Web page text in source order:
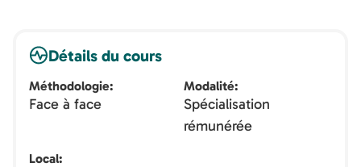
Détails du cours
Méthodologie
Face à face
Modalité
Spécialisation
rémunérée
Local